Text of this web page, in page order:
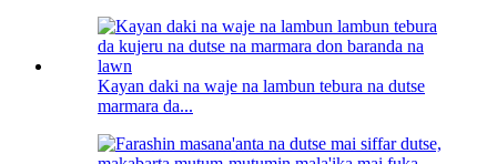
Kayan daki na waje na lambun tebura na dutse
marmara da...